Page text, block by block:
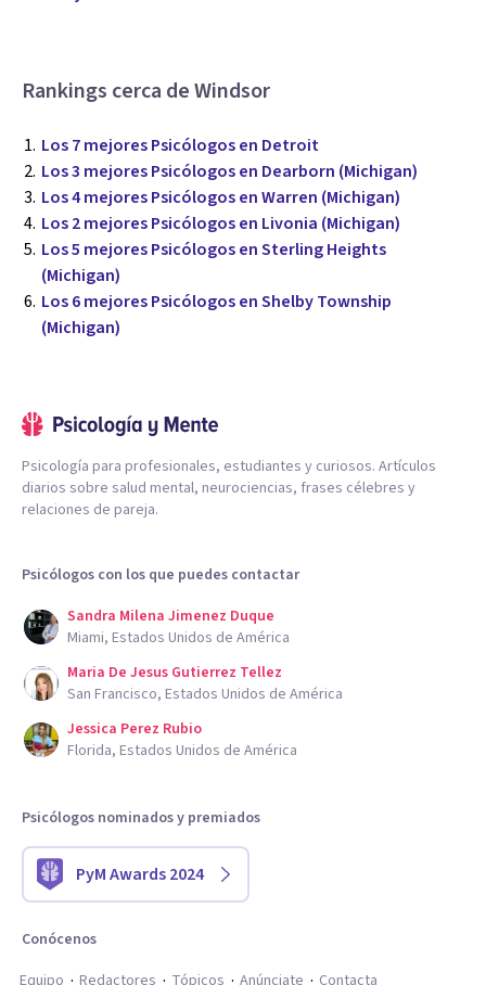
Rankings cerca de Windsor
Los 7 mejores Psicólogos en Detroit
Los 3 mejores Psicólogos en Dearborn (Michigan)
Los 4 mejores Psicólogos en Warren (Michigan)
Los 2 mejores Psicólogos en Livonia (Michigan)
Los 5 mejores Psicólogos en Sterling Heights
(Michigan)
Los 6 mejores Psicólogos en Shelby Township
(Michigan)
Psicología para profesionales, estudiantes y curiosos. Artículos
diarios sobre salud mental, neurociencias, frases célebres y
relaciones de pareja.
Psicólogos con los que puedes contactar
Sandra Milena Jimenez Duque
Miami, Estados Unidos de América
Maria De Jesus Gutierrez Tellez
San Francisco, Estados Unidos de América
Jessica Perez Rubio
Florida, Estados Unidos de América
Psicólogos nominados y premiados
PyM Awards 2024
Conócenos